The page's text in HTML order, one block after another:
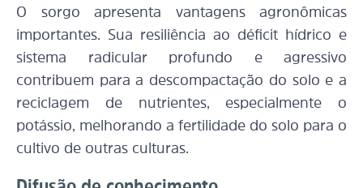
O sorgo apresenta vantagens agronômicas
importantes. Sua resiliência ao déficit hídrico e
sistema radicular profundo e agressivo
contribuem para a descompactação do solo e a
reciclagem de nutrientes, especialmente o
potássio, melhorando a fertilidade do solo para o
cultivo de outras culturas.